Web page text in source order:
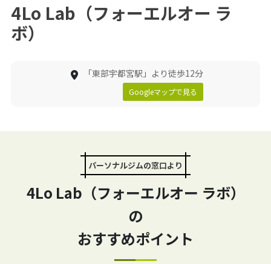
4Lo Lab（フォーエルオー ラ
ボ）
「東部宇都宮駅」より徒歩12分
Googleマップで見る
パーソナルジムの窓口より
4Lo Lab（フォーエルオー ラボ）
の
おすすめポイント